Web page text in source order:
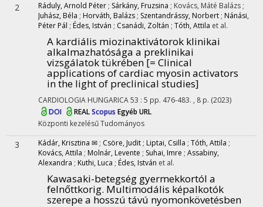
2 Ráduly, Arnold Péter ; Sárkány, Fruzsina ; Kovács, Máté Balázs ;
Juhász, Béla ; Horváth, Balázs ; Szentandrássy, Norbert ; Nánási,
Péter Pál ; Édes, István ; Csanádi, Zoltán ; Tóth, Attila et al.
A kardiális miozinaktivátorok klinikai
alkalmazhatósága a preklinikai
vizsgálatok tükrében [= Clinical
applications of cardiac myosin activators
in the light of preclinical studies]
CARDIOLOGIA HUNGARICA53 : 5 pp. 476-483. , 8 p. (2023)
DOI
REALScopus Egyéb URL
Központi kezelésűTudományos
3 Kádár, Krisztina ✉ ; Csöre, Judit ; Liptai, Csilla ; Tóth, Attila ;
Kovács, Attila ; Molnár, Levente ; Suhai, Imre ; Assabiny,
Alexandra ; Kuthi, Luca ; Édes, István et al.
Kawasaki-betegség gyermekkortól a
felnőttkorig. Multimodális képalkotók
szerepe a hosszú távú nyomonkövetésben